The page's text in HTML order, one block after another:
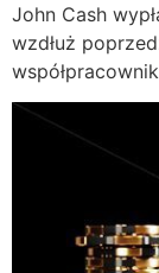
John Cash
wzdłuż